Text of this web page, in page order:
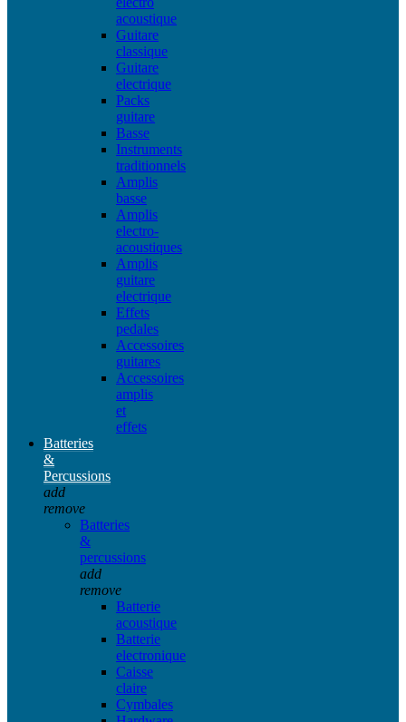
acoustique
Guitare
classique
Guitare
electrique
Packs
guitare
Basse
Instruments
traditionnels
Amplis
basse
Amplis
electro-
acoustiques
Amplis
guitare
electrique
Effets
pedales
Accessoires
guitares
Accessoires
amplis
et
effets
Batteries
&
Percussions
add
remove
Batteries
&
percussions
add
remove
Batterie
acoustique
Batterie
electronique
Caisse
claire
Cymbales